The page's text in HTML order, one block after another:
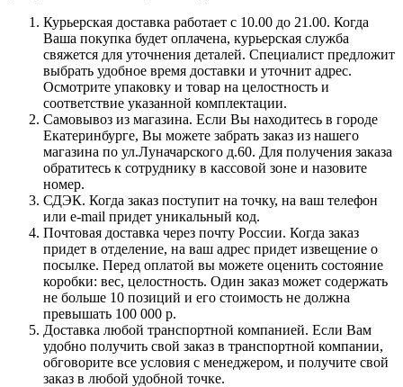
Курьерская доставка работает с 10.00 до 21.00. Когда
Ваша покупка будет оплачена, курьерская служба
свяжется для уточнения деталей. Специалист предложит
выбрать удобное время доставки и уточнит адрес.
Осмотрите упаковку и товар на целостность и
соответствие указанной комплектации.
Самовывоз из магазина. Если Вы находитесь в городе
Екатеринбурге, Вы можете забрать заказ из нашего
магазина по ул.Луначарского д.60. Для получения заказа
обратитесь к сотруднику в кассовой зоне и назовите
номер.
СДЭК. Когда заказ поступит на точку, на ваш телефон
или e-mail придет уникальный код.
Почтовая доставка через почту России. Когда заказ
придет в отделение, на ваш адрес придет извещение о
посылке. Перед оплатой вы можете оценить состояние
коробки: вес, целостность. Один заказ может содержать
не больше 10 позиций и его стоимость не должна
превышать 100 000 р.
Доставка любой транспортной компанией. Если Вам
удобно получить свой заказ в транспортной компании,
обговорите все условия с менеджером, и получите свой
заказ в любой удобной точке.